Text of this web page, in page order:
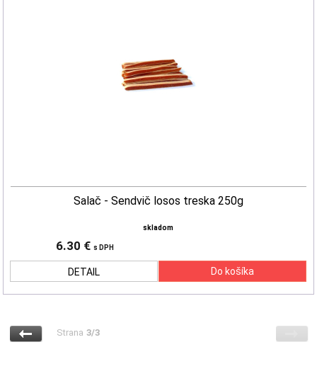
Salač - Sendvič losos treska 250g
skladom
6.30 € s DPH
DETAIL
Strana 3/3